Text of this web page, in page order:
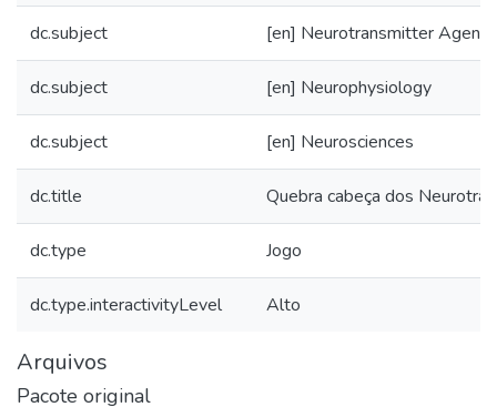
dc.subject [en] Neurotransmitter Agents
dc.subject [en] Neurophysiology
dc.subject [en] Neurosciences
dc.title Quebra cabeça dos
dc.type Jogo
dc.type.interactivityLevel Alto
Arquivos
Pacote original